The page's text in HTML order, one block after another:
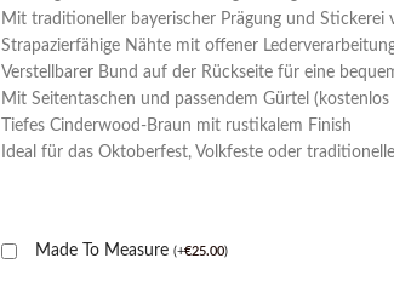
Mit traditioneller bayerischer Prägung und Stickerei
Strapazierfähige Nähte mit offener
Verstellbarer Bund auf der Rückseite für eine
Mit Seitentaschen und passendem Gürtel (kostenlos
Tiefes Cinderwood-Braun mit rustikalem Finish
Ideal für das Oktoberfest, Volkfeste oder
Made To Measure (+€25.00)